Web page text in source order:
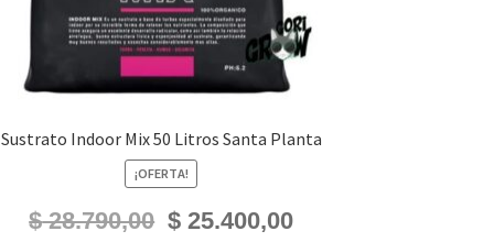
Sustrato Indoor Mix 50 Litros Santa Planta
¡OFERTA!
$28.790,00
El
precio
$25.400,00El